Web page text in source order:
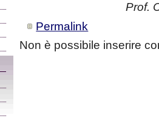
Prof.
Permalink
Non è possibile inserire